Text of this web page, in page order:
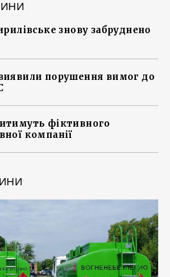
знову забруднено
порушення вимог до
фіктивного
компанії